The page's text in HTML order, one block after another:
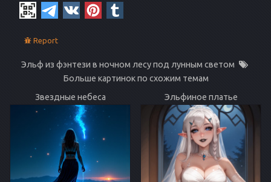
Report
Эльф из фэнтези в ночном лесу под лунным светом
Больше картинок по схожим темам
Звездные небеса
Эльфиное платье